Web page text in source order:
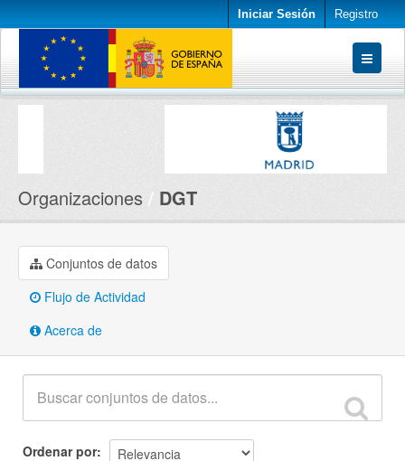
Iniciar Sesión Registro
Conjuntos de datos
Organizaciones DGT
Conjuntos de datos
Flujo de Actividad
Acerca de
Ordenar por